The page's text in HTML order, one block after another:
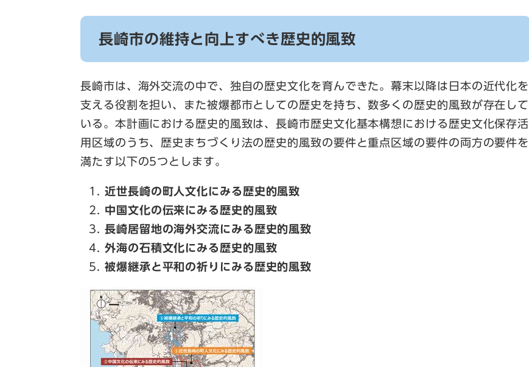
長崎市の維持と向上すべき歴史的風致
長崎市は、海外交流の中で、独自の歴史文化を育んできた。幕末以降は日本の近代化を
支える役割を担い、また被爆都市としての歴史を持ち、数多くの歴史的風致が存在して
いる。本計画における歴史的風致は、長崎市歴史文化基本構想における歴史文化保存活
用区域のうち、歴史まちづくり法の歴史的風致の要件と重点区域の要件の両方の要件を
満たす以下の5つとします。
近世長崎の町人文化にみる歴史的風致
中国文化の伝来にみる歴史的風致
長崎居留地の海外交流にみる歴史的風致
外海の石積文化にみる歴史的風致
被爆継承と平和の祈りにみる歴史的風致